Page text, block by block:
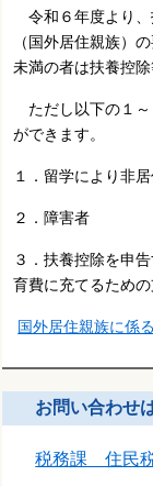
令和６年度より、
（国外居住親族）
未満の者は扶養控
ただし以下の１～
ができます。
１．留学により非
２．障害者
３．扶養控除を申
育費に充てるため
国外居住親族に係
お問い合わせ
税務課 住民